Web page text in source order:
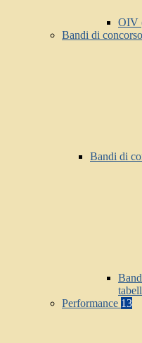
OIV
Bandi di concorso
Bandi di
Performance 13